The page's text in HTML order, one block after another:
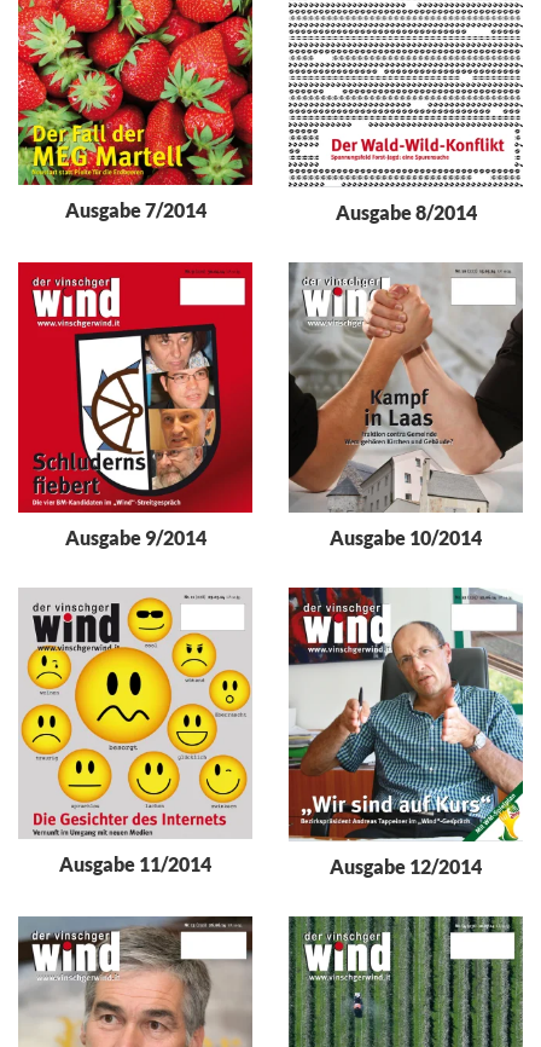
Ausgabe 7/2014 Ausgabe 8/2014
Ausgabe 9/2014 Ausgabe 10/2014
Ausgabe 11/2014 Ausgabe 12/2014